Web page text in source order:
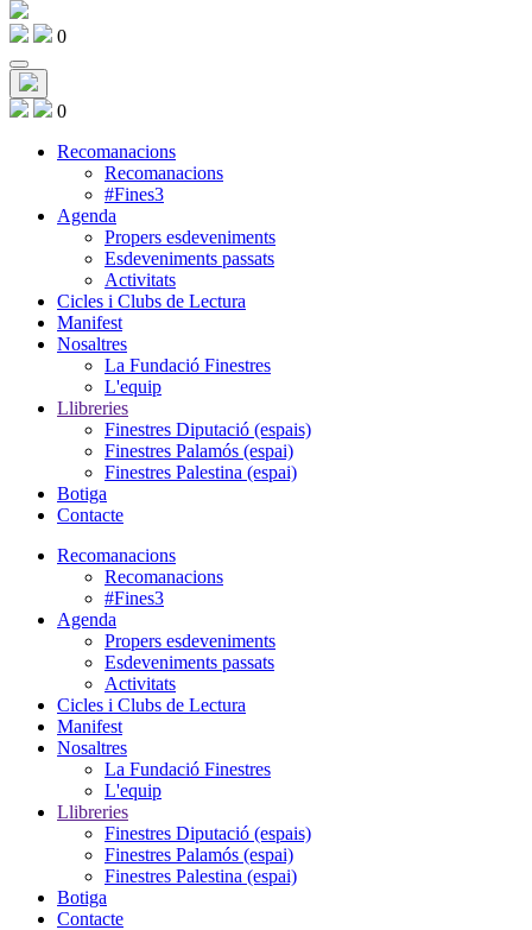
0
0
Recomanacions
Recomanacions
#Fines3
Agenda
Propers esdeveniments
Esdeveniments passats
Activitats
Cicles i Clubs de Lectura
Manifest
Nosaltres
La Fundació Finestres
L'equip
Llibreries
Finestres Diputació (espais)
Finestres Palamós (espai)
Finestres Palestina (espai)
Botiga
Contacte
Recomanacions
Recomanacions
#Fines3
Agenda
Propers esdeveniments
Esdeveniments passats
Activitats
Cicles i Clubs de Lectura
Manifest
Nosaltres
La Fundació Finestres
L'equip
Llibreries
Finestres Diputació (espais)
Finestres Palamós (espai)
Finestres Palestina (espai)
Botiga
Contacte